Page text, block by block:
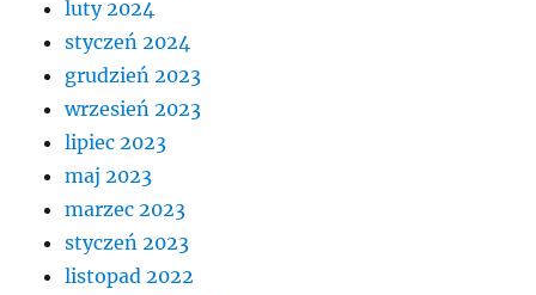
luty 2024
styczeń 2024
grudzień 2023
wrzesień 2023
lipiec 2023
maj 2023
marzec 2023
styczeń 2023
listopad 2022